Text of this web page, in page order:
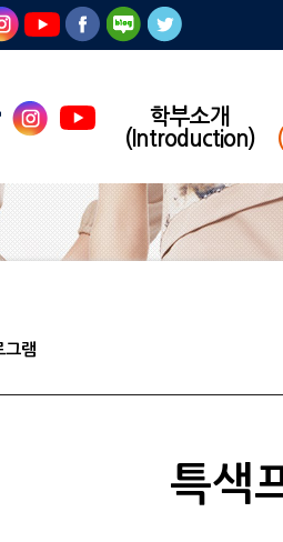
학부소개
(Introduction)
그램
특색